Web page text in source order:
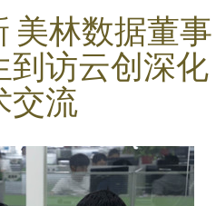
美林数据董事
到访云创深化
交流